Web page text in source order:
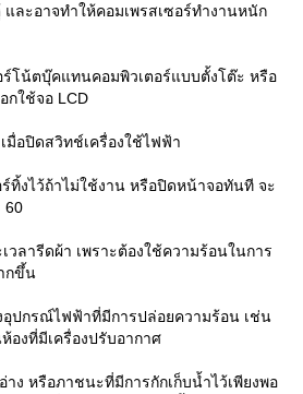
ละอาจทำให้คอมเพรสเซอร์ทำงานหนัก
ตบุ๊คแทนคอมพิวเตอร์แบบตั้งโต๊ะ หรือ
กใช้จอ LCD
ปิดสวิทช์เครื่องใช้ไฟฟ้า
ไว้ถ้าไม่ใช้งาน หรือปิดหน้าจอทันที จะ
60
รีดผ้า เพราะต้องใช้ความร้อนในการ
กขึ้น
รณ์ไฟฟ้าที่มีการปล่อยความร้อน เช่น
องที่มีเครื่องปรับอากาศ
รือภาชนะที่มีการกักเก็บน้ำไว้เพียงพอ